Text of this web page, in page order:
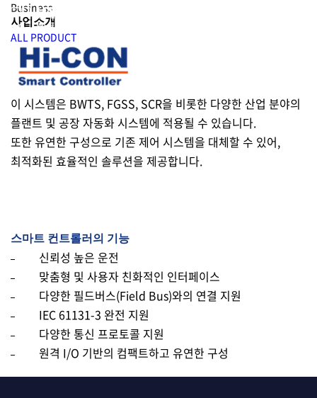
Business
사업소개
고
객
맞
춤
형
템
제
어
장
치
ALL PRODUCT
이 시스템은 BWTS, FGSS, SCR을 비롯한 다양한 산업 분야의
플랜트 및 공장 자동화 시스템에 적용될 수 있습니다.
또한 유연한 구성으로 기존 제어 시스템을 대체할 수 있어,
최적화된 효율적인 솔루션을 제공합니다.
스마트 컨트롤러의 기능
신뢰성 높은 운전
맞춤형 및 사용자 친화적인 인터페이스
다양한 필드버스(Field Bus)와의 연결 지원
IEC 61131-3 완전 지원
다양한 통신 프로토콜 지원
원격 I/O 기반의 컴팩트하고 유연한 구성